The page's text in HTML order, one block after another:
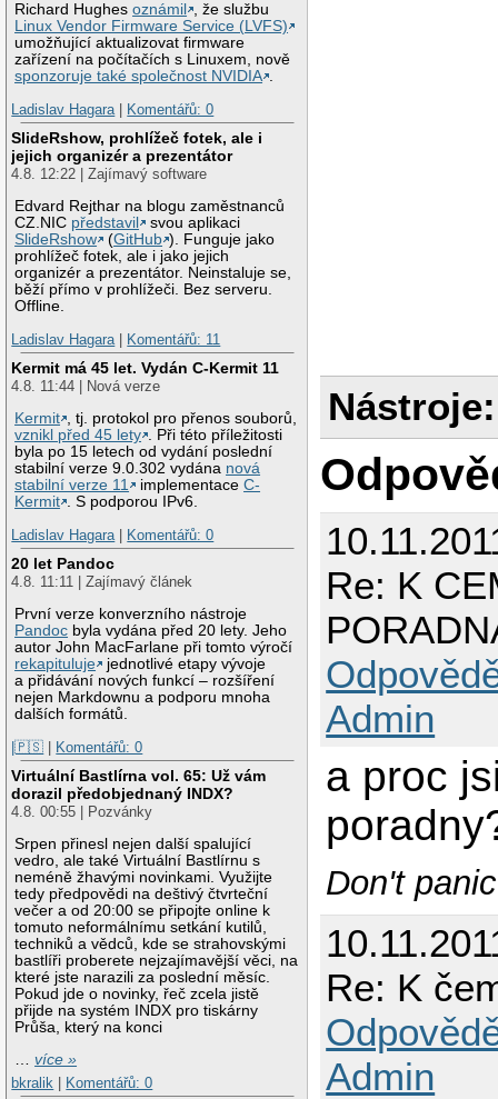
Richard Hughesoznámil
, že službu
Linux Vendor Firmware Service (LVFS)
umožňující aktualizovat firmware
zařízení na počítačích s Linuxem, nově
sponzoruje také společnost NVIDIA .
Ladislav Hagara | Komentářů: 0
SlideRshow, prohlížeč fotek, ale i
jejich organizér a prezentátor
4.8. 12:22 | Zajímavý software
Edvard Rejthar na blogu zaměstnanců
CZ.NIC představil
svou aplikaci
SlideRshow
(GitHub ). Funguje jako
prohlížeč fotek, ale i jako jejich
organizér a prezentátor. Neinstaluje se,
běží přímo v prohlížeči. Bez serveru.
Offline.
Ladislav Hagara | Komentářů: 11
Kermit má 45 let. Vydán C-Kermit 11
4.8. 11:44 | Nová verze
Kermit , tj. protokol pro přenos souborů,
vznikl před 45 lety . Při této příležitosti
byla po 15 letech od vydání poslední
stabilní verze 9.0.302 vydána nová
stabilní verze 11
implementaceC-
Kermit . S podporou IPv6.
Ladislav Hagara | Komentářů: 0
20 let Pandoc
4.8. 11:11 | Zajímavý článek
První verze konverzního nástroje
Pandoc byla vydána před 20 lety. Jeho
autor John MacFarlane při tomto výročí
rekapituluje
jednotlivé etapy vývoje
a přidávání nových funkcí – rozšíření
nejen Markdownu a podporu mnoha
dalších formátů.
|🇵🇸 | Komentářů: 0
Virtuální Bastlírna vol. 65: Už vám
dorazil předobjednaný INDX?
4.8. 00:55 | Pozvánky
Srpen přinesl nejen další spalující
vedro, ale také Virtuální Bastlírnu s
neméně žhavými novinkami. Využijte
tedy předpovědi na deštivý čtvrteční
večer a od 20:00 se připojte online k
tomuto neformálnímu setkání kutilů,
techniků a vědců, kde se strahovskými
bastlíři proberete nejzajímavější věci, na
které jste narazili za poslední měsíc.
Pokud jde o novinky, řeč zcela jistě
přijde na systém INDX pro tiskárny
Průša, který na konci
…více »
bkralik
Komentářů: 0
Nástroje:
Re: K
Admin
a proc
Don't
Re: K
Admin